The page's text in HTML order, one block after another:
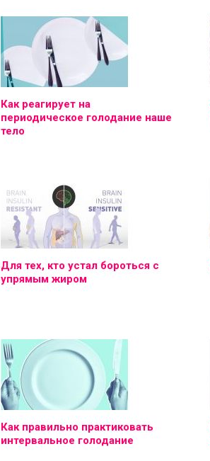
Как реагирует на
периодическое голодание наше
тело
Для тех, кто устал бороться с
упрямым жиром
Как правильно практиковать
интервальное голодание